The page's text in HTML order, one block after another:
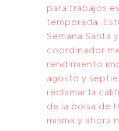
para trabajos
temporada.
Semana Santa
coordinador
rendimiento
agosto y
reclamar la
de la bolsa de
misma y ahora